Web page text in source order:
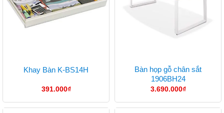
Khay Bàn K-BS14H
391.000₫
Bàn họp gỗ chân sắt
1906BH24
3.690.000₫